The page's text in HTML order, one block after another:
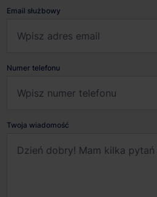
Email służbowy
Numer telefonu
Twoja wiadomość